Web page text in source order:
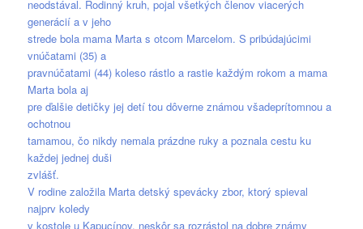
neodstával. Rodinný kruh, pojal všetkých členov viacerých
generácií a v jeho
strede bola mama Marta s otcom Marcelom. S pribúdajúcimi
vnúčatami (35) a
pravnúčatami (44) koleso rástlo a rastie každým rokom a mama
Marta bola aj
pre ďalšie detičky jej detí tou dôverne známou všadeprítomnou a
ochotnou
tamamou, čo nikdy nemala prázdne ruky a poznala cestu ku
každej jednej duši
zvlášť.
V rodine založila Marta detský spevácky zbor, ktorý spieval
najprv koledy
v kostole u Kapucínov, neskôr sa rozrástol na dobre známy